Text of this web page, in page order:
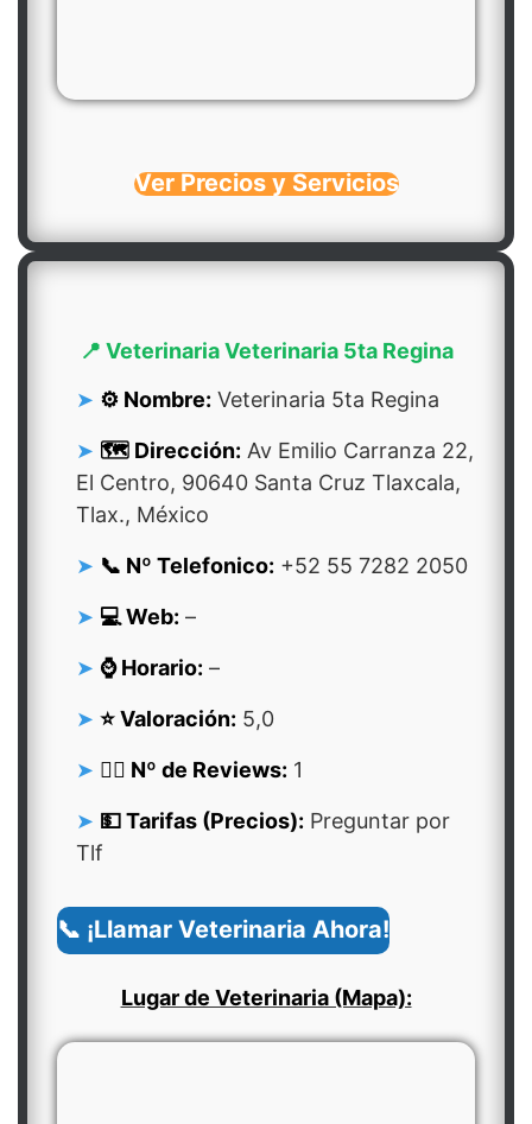
Ver Precios y Servicios
📍 Veterinaria Veterinaria 5ta Regina
⚙️ Nombre: Veterinaria 5ta Regina
🗺️ Dirección: Av Emilio Carranza 22,
El Centro, 90640 Santa Cruz Tlaxcala,
Tlax., México
📞 Nº Telefonico: +52 55 7282 2050
💻 Web: –
⌚ Horario: –
⭐ Valoración: 5,0
👍🏻 Nº de Reviews: 1
💵 Tarifas (Precios): Preguntar por
Tlf
📞 ¡Llamar Veterinaria Ahora!
Lugar de Veterinaria (Mapa):